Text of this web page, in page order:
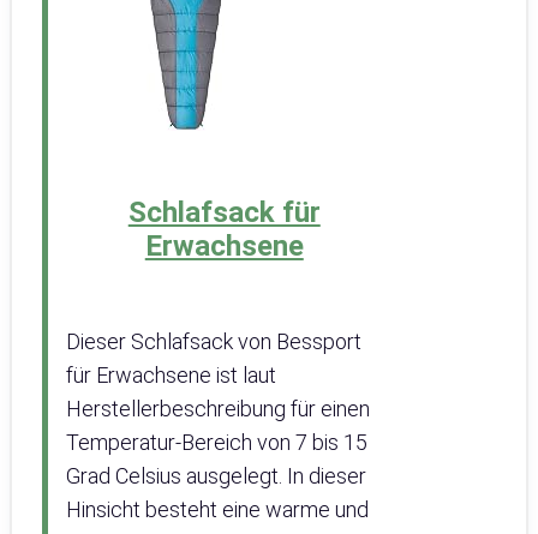
Schlafsack für
Erwachsene
Dieser Schlafsack von Bessport
für Erwachsene ist laut
Herstellerbeschreibung für einen
Temperatur-Bereich von 7 bis 15
Grad Celsius ausgelegt. In dieser
Hinsicht besteht eine warme und